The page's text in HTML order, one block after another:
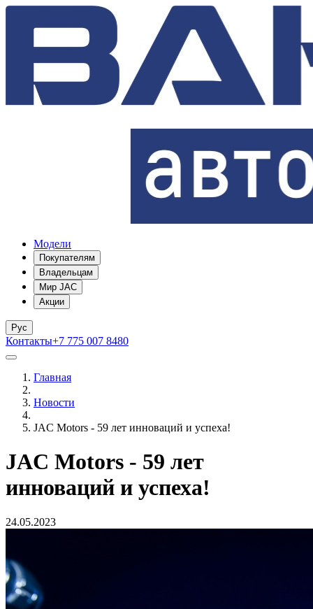
Модели
Покупателям
Владельцам
Мир JAC
Акции
Рус
Контакты+7 775 007 8480
Главная
Новости
JAC Motors - 59 лет инноваций и успеха!
JAC Motors - 59 лет
инноваций и успеха!
24.05.2023